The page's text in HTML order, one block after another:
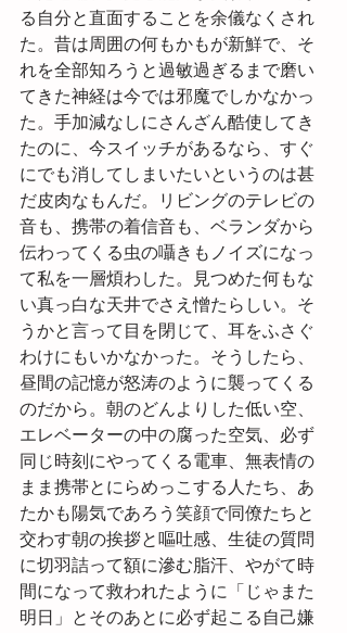
る自分と直面することを余儀なくされ
た。昔は周囲の何もかもが新鮮で、そ
れを全部知ろうと過敏過ぎるまで磨い
てきた神経は今では邪魔でしかなかっ
た。手加減なしにさんざん酷使してき
たのに、今スイッチがあるなら、すぐ
にでも消してしまいたいというのは甚
だ皮肉なもんだ。リビングのテレビの
音も、携帯の着信音も、ベランダから
伝わってくる虫の囁きもノイズになっ
て私を一層煩わした。見つめた何もな
い真っ白な天井でさえ憎たらしい。そ
うかと言って目を閉じて、耳をふさぐ
わけにもいかなかった。そうしたら、
昼間の記憶が怒涛のように襲ってくる
のだから。朝のどんよりした低い空、
エレベーターの中の腐った空気、必ず
同じ時刻にやってくる電車、無表情の
まま携帯とにらめっこする人たち、あ
たかも陽気であろう笑顔で同僚たちと
交わす朝の挨拶と嘔吐感、生徒の質問
に切羽詰って額に滲む脂汗、やがて時
間になって救われたように「じゃまた
明日」とそのあとに必ず起こる自己嫌